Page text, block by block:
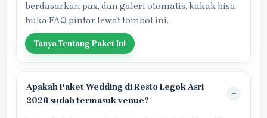
berdasarkan pax, dan galeri otomatis, kakak bisa
buka FAQ pintar lewat tombol ini.
Tanya Tentang Paket Ini
Apakah Paket Wedding di Resto Legok Asri
2026 sudah termasuk venue?